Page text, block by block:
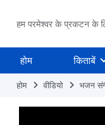
हम परमेश्वर के प्रकटन के
होम किताबें
होम वीडियो भजन